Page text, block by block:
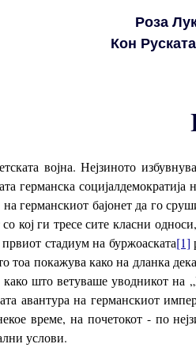
Роза
Кон
војна. Нејзиното
германска
на германскиот бајонет да го
со кој ги тресе сите класни
стадиум на буржоаската[1]
тоа покажува како на дланка
што ветуваше уводникот
авантура на германскиот
време, на почетокот - по
услови.